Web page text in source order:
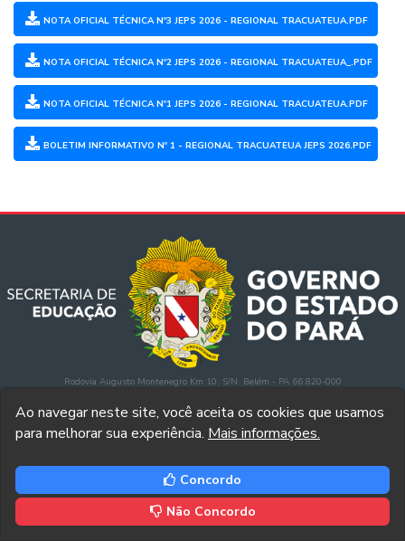
NOTA OFICIAL TÉCNICA Nº3 JEPS 2026 - REGIONAL TRACUATEUA.PDF
NOTA OFICIAL TÉCNICA Nº2 JEPS 2026 - REGIONAL TRACUATEUA_.PDF
NOTA OFICIAL TÉCNICA Nº1 JEPS 2026 - REGIONAL TRACUATEUA.PDF
BOLETIM INFORMATIVO Nº 1 - REGIONAL TRACUATEUA JEPS 2026.PDF
Rodovia Augusto Montenegro Km 10, S/N. Belém - PA 66.820-000
(91) 3201-5162
Atendimento ao Público:
SEDUC - Secretaria de Estado de Educação © 2026 - Todos os direitos reservados
Ao navegar neste site, você aceita os cookies que usamos
para melhorar sua experiência. Mais informações.
Concordo
Não Concordo